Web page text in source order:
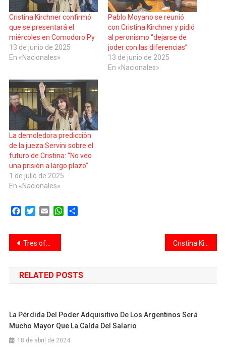
Cristina Kirchner confirmó
que se presentará el
miércoles en Comodoro Py
13 de junio de 2025
En «Nacionales»
Pablo Moyano se reunió
con Cristina Kirchner y pidió
al peronismo “dejarse de
joder con las diferencias”
13 de junio de 2025
En «Nacionales»
La demoledora predicción
de la jueza Servini sobre el
futuro de Cristina: “No veo
una prisión a largo plazo”
1 de julio de 2025
En «Nacionales»
Facebook
TwitterEmail WhatsApp
Navegación
de
entradas
Tres ofertas para desarrollar la aplicación que facilitará la gestión de trámites y servicios Cristina Kirchner cumplirá prisión domiciliaria: las 10 claves del fallo que dictó el TOF 2
RELATED POSTS
La Pérdida Del Poder Adquisitivo De Los Argentinos Será
Mucho Mayor Que La Caída Del Salario
18 de abril de 2024